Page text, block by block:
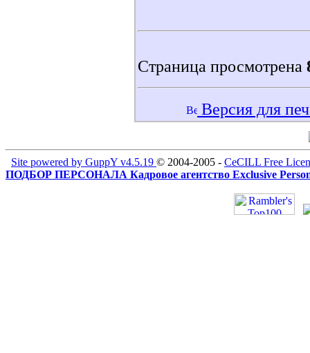
Страница просмотрена
Версия для
Site powered by GuppY v4.5.19 © 2004-2005 - CeCILL Free
ПОДБОР ПЕРСОНАЛА Кадровое агентство Exclusive